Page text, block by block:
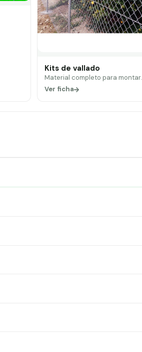
Kits de vallado
Material completo para montar.
Ver ficha